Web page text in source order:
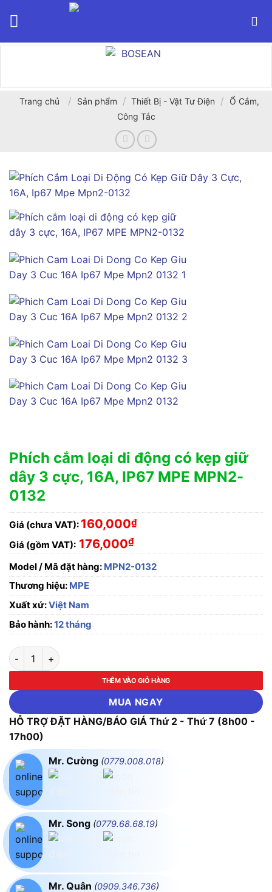
Trang chủ / Sản phẩm / Thiết Bị - Vật Tư Điện /
Ổ Cắm,
Công Tắc
Phích cắm loại di động có kẹp giữ
dây 3 cực, 16A, IP67 MPE MPN2-
0132
Giá (chưa VAT): 160,000₫
Giá (gồm VAT): 176,000₫
Model / Mã đặt hàng: MPN2-0132
Thương hiệu: MPE
Xuất xứ:Việt Nam
Bảo hành:12 tháng
Phích cắm loại di động có kẹp giữ dây 3 cực, 16A, IP67 MPE
THÊM VÀO GIỎ HÀNG
MUA NGAY
HỖ TRỢ ĐẶT HÀNG/BÁO GIÁ Thứ 2 - Thứ 7 (8h00 -
17h00)
Mr. Cường (0779.008.018)
Mr. Song (0779.68.68.19)
Mr. Quân (0909.346.736)